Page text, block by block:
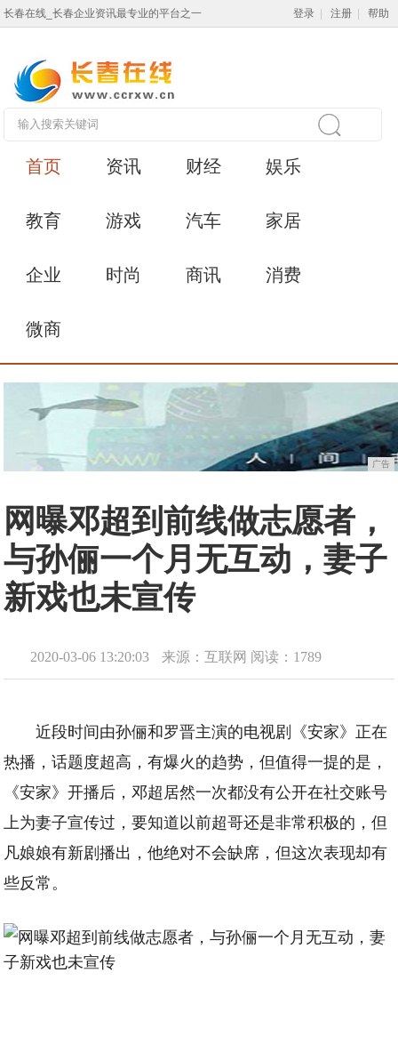
长春在线_长春企业资讯最专业的平台之一 登录 注册 帮助
首页 资讯 财经 娱乐
教育 游戏 汽车 家居
企业 时尚 商讯 消费
微商
广告
网曝邓超到前线做志愿者，
与孙俪一个月无互动，妻子
新戏也未宣传
2020-03-06 13:20:03 来源：互联网 阅读：1789
近段时间由孙俪和罗晋主演的电视剧《安家》正在
热播，话题度超高，有爆火的趋势，但值得一提的是，
《安家》开播后，邓超居然一次都没有公开在社交账号
上为妻子宣传过，要知道以前超哥还是非常积极的，但
凡娘娘有新剧播出，他绝对不会缺席，但这次表现却有
些反常。